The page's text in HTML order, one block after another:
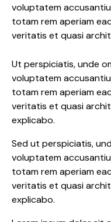
voluptatem
totam rem aperiam
veritatis et quasi
Ut perspiciatis, unde
voluptatem
totam rem aperiam
veritatis et quasi
explicabo.
Sed ut perspiciatis,
voluptatem
totam rem aperiam
veritatis et quasi
explicabo.